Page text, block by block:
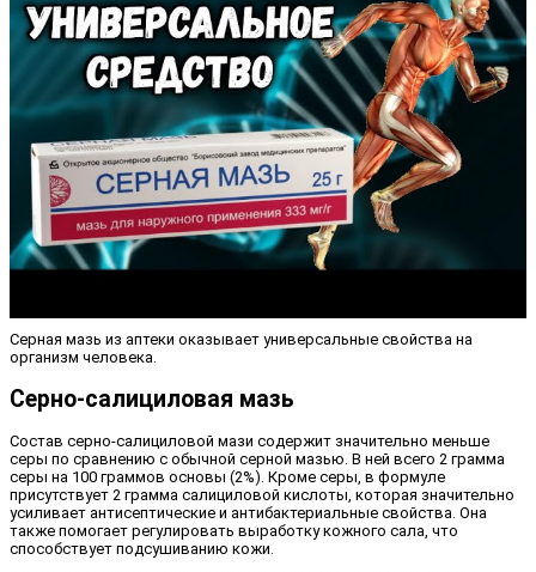
Серная мазь из аптеки оказывает универсальные свойства на
организм человека.
Серно-салициловая мазь
Состав серно-салициловой мази содержит значительно меньше
серы по сравнению с обычной серной мазью. В ней всего 2 грамма
серы на 100 граммов основы (2%). Кроме серы, в формуле
присутствует 2 грамма салициловой кислоты, которая значительно
усиливает антисептические и антибактериальные свойства. Она
также помогает регулировать выработку кожного сала, что
способствует подсушиванию кожи.